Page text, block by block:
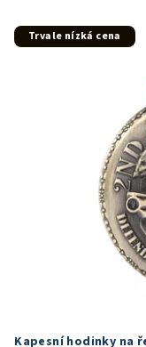
Trvale nízká cena
Kapesní hodinky na